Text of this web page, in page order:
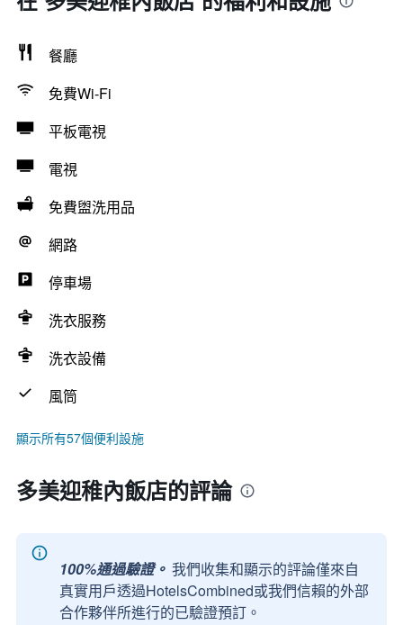
餐廳
免費Wi-Fi
平板電視
電視
免費盥洗用品
網路
停車場
洗衣服務
洗衣設備
風筒
顯示所有57個便利設施
多美迎稚內飯店的評論
100%通過驗證。 我們收集和顯示的評論僅來自
真實用戶透過HotelsCombined或我們信賴的外部
合作夥伴所進行的已驗證預訂。